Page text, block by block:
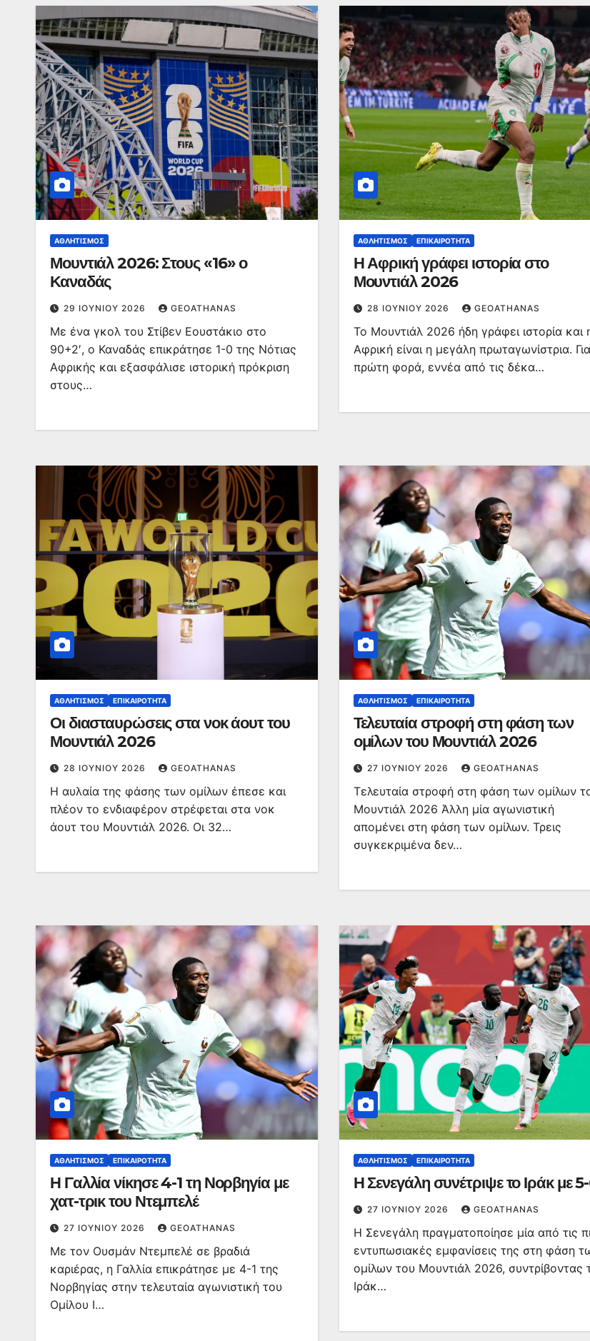
ΑΘΛΗΤΙΣΜΌΣ
Μουντιάλ 2026: Στους «16» ο
Καναδάς
29 ΙΟΥΝΊΟΥ 2026 GEOATHANAS
Με ένα γκολ του Στίβεν Εουστάκιο στο
90+2′, ο Καναδάς επικράτησε 1-0 της Νότιας
Αφρικής και εξασφάλισε ιστορική πρόκριση
στους…
ΑΘΛΗΤΙΣΜΌΣ ΕΠΙΚΑΙΡΌΤΗΤΑ
Η Αφρική γράφει ιστορία στο
Μουντιάλ 2026
28 ΙΟΥΝΊΟΥ 2026 GEOATHANAS
Το Μουντιάλ 2026 ήδη γράφει ιστορία και
Αφρική είναι η μεγάλη πρωταγωνίστρια. Για
πρώτη φορά, εννέα από τις δέκα…
ΑΘΛΗΤΙΣΜΌΣ ΕΠΙΚΑΙΡΌΤΗΤΑ
Οι διασταυρώσεις στα νοκ άουτ του
Μουντιάλ 2026
28 ΙΟΥΝΊΟΥ 2026 GEOATHANAS
Η αυλαία της φάσης των ομίλων έπεσε και
πλέον το ενδιαφέρον στρέφεται στα νοκ
άουτ του Μουντιάλ 2026. Οι 32…
ΑΘΛΗΤΙΣΜΌΣ ΕΠΙΚΑΙΡΌΤΗΤΑ
Τελευταία στροφή στη φάση των
ομίλων του Μουντιάλ 2026
27 ΙΟΥΝΊΟΥ 2026 GEOATHANAS
Τελευταία στροφή στη φάση των ομίλων
Μουντιάλ 2026 Άλλη μία αγωνιστική
απομένει στη φάση των ομίλων. Τρεις
συγκεκριμένα δεν…
ΑΘΛΗΤΙΣΜΌΣ ΕΠΙΚΑΙΡΌΤΗΤΑ
Η Γαλλία νίκησε 4-1 τη Νορβηγία με
χατ-τρικ του Ντεμπελέ
27 ΙΟΥΝΊΟΥ 2026 GEOATHANAS
Με τον Ουσμάν Ντεμπελέ σε βραδιά
καριέρας, η Γαλλία επικράτησε με 4-1 της
Νορβηγίας στην τελευταία αγωνιστική του
Ομίλου Ι…
ΑΘΛΗΤΙΣΜΌΣ ΕΠΙΚΑΙΡΌΤΗΤΑ
Η Σενεγάλη συνέτριψε το Ιράκ με
27 ΙΟΥΝΊΟΥ 2026 GEOATHANAS
Η Σενεγάλη πραγματοποίησε μία από τις
εντυπωσιακές εμφανίσεις της στη φάση
ομίλων του Μουντιάλ 2026, συντρίβοντας
Ιράκ…